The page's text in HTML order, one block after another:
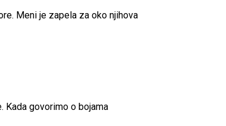
Meni je zapela za oko njihova
Kada govorimo o bojama